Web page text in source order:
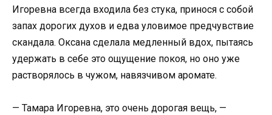
Игоревна всегда входила без стука, принося с собой
запах дорогих духов и едва уловимое предчувствие
скандала. Оксана сделала медленный вдох, пытаясь
удержать в себе это ощущение покоя, но оно уже
растворялось в чужом, навязчивом аромате.
— Тамара Игоревна, это очень дорогая вещь, —